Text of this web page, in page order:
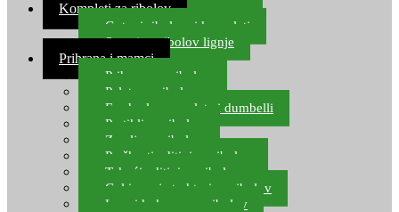
Kompleti za ribolov
Gotovi ribolovni kompleti
Setovi za ribolov lignje
Prihrana i mamci
Prihrana za ribolov
Pelete za ribolov
Feeder lovne pelete i dumbelli
Partikli za ribolov
Zemlja za ribolov
Praškasti aditivi za ribolov
Tekući aditivi za ribolov
Gel i sprej atraktori za ribolov
Lovni kukuruz za ribolov